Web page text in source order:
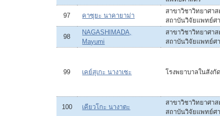
97 คาซุยะ นาคายาม่า
สาขาวิชาวิทยาศา
สถาบันวิจัยแพทย์ศ
98
NAGASHIMADA,
Mayumi
สาขาวิชาวิทยาศา
สถาบันวิจัยแพทย์ศ
99 เคย์สุเกะ นางาเซะ โรงพยาบาลในสังกั
100 เคียวโกะ นางาตะ
สาขาวิชาวิทยาศา
สถาบันวิจัยแพทย์ศ